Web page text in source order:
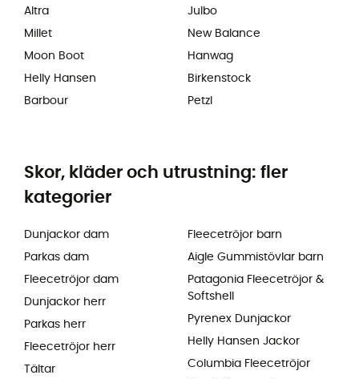
Altra
Millet
Moon Boot
Helly Hansen
Barbour
Julbo
New Balance
Hanwag
Birkenstock
Petzl
Skor, kläder och utrustning: fler
kategorier
Dunjackor dam
Parkas dam
Fleecetröjor dam
Dunjackor herr
Parkas herr
Fleecetröjor herr
Tältar
Fleecetröjor barn
Aigle Gummistövlar barn
Patagonia Fleecetröjor &
Softshell
Pyrenex Dunjackor
Helly Hansen Jackor
Columbia Fleecetröjor